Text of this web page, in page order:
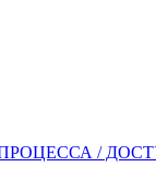
/